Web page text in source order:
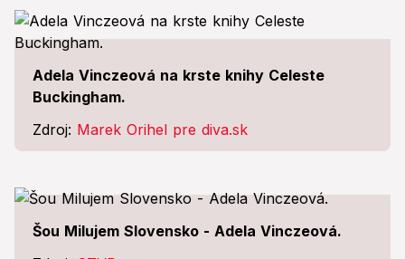
Adela Vinczeová na krste knihy Celeste
Buckingham.
Zdroj: Marek Orihel pre diva.sk
Šou Milujem Slovensko - Adela Vinczeová.